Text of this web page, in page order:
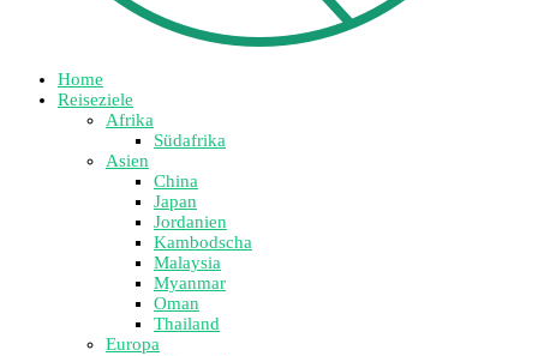
Home
Reiseziele
Afrika
Südafrika
Asien
China
Japan
Jordanien
Kambodscha
Malaysia
Myanmar
Oman
Thailand
Europa